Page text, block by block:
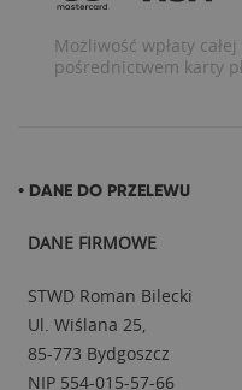
Możliwość wpłaty
pośrednictwem karty
• DANE DO PRZELEWU
DANE FIRMOWE
STWD Roman Bilecki
Ul. Wiślana 25,
85-773 Bydgoszcz
NIP 554-015-57-66